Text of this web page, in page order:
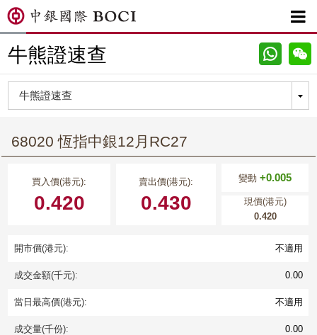

牛熊證速查
68020 恆指中銀12月RC27
買入價(港元):
0.420
賣出價(港元):
0.430
變動+0.005
現價(港元)
0.420
開市價(港元): 不適用
成交金額(千元): 0.00
當日最高價(港元): 不適用
成交量(千份): 0.00